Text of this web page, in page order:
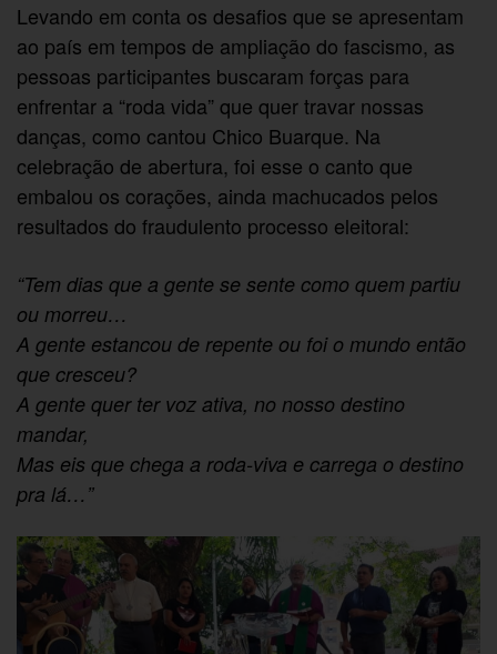
Levando em conta os desafios que se apresentam
ao país em tempos de ampliação do fascismo, as
pessoas participantes buscaram forças para
enfrentar a “roda vida” que quer travar nossas
danças, como cantou Chico Buarque. Na
celebração de abertura, foi esse o canto que
embalou os corações, ainda machucados pelos
resultados do fraudulento processo eleitoral:
“Tem dias que a gente se sente como quem partiu
ou morreu…
A gente estancou de repente ou foi o mundo então
que cresceu?
A gente quer ter voz ativa, no nosso destino
mandar,
Mas eis que chega a roda-viva e carrega o destino
pra lá…”